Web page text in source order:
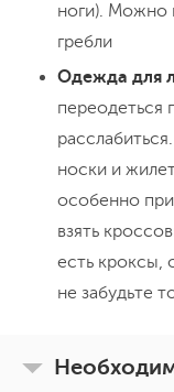
зовёт:
воде
из
Это
её
здесь
ноги). Можно
гребли
Одежда для
переодеться
носки и
особенно
взять
есть кроксы,
не забудьте